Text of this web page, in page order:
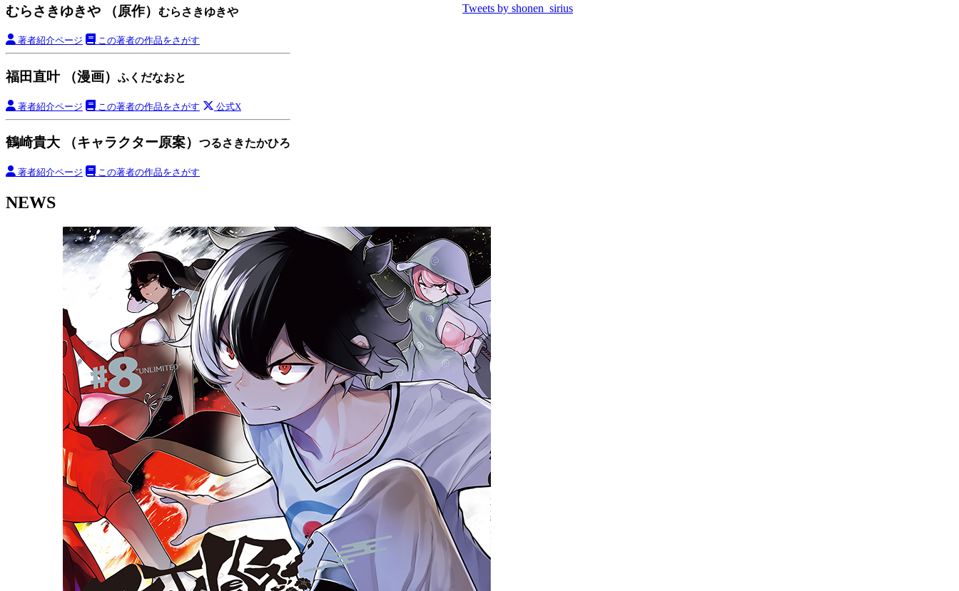
むらさきゆきや （原作） むらさきゆきや
著者紹介ページ この著者の作品をさがす
福田直叶 （漫画） ふくだなおと
著者紹介ページ この著者の作品をさがす 公式X
鶴崎貴大 （キャラクター原案） つるさきたかひろ
著者紹介ページ この著者の作品をさがす
Tweets by shonen_sirius
NEWS